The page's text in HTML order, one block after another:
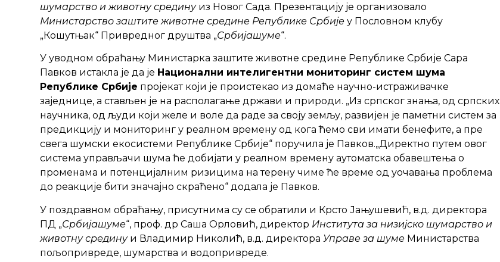
шумарство и животну срединуиз Новог Сада. Презентацију је организовало
Министарство заштите животне средине Републике Србије у Пословном клубу
„Кошутњак“ Привредног друштва „Србијашуме“.
У уводном обраћању Министарка заштите животне средине Републике Србије Сара
Павков истакла је да је Национални интелигентни мониторинг систем шума
Републике Србије пројекат који је проистекао из домаће научно-истраживачке
заједнице, а стављен је на располагање држави и природи. „Из српског знања, од српских
научника, од људи који желе и воле да раде за своју земљу, развијен је паметни систем за
предикцију и мониторинг у реалном времену од кога ћемо сви имати бенефите, а пре
свега шумски екосистеми Републике Србије“ поручила је Павков.„Директно путем овог
система управљачи шума ће добијати у реалном времену аутоматска обавештења о
променама и потенцијалним ризицима на терену чиме ће време од уочавања проблема
до реакције бити значајно скраћено“ додала је Павков.
У поздравном обраћању, присутнима су се обратили и Крсто Јањушевић, в.д. директора
ПД „Србијашуме“, проф. др Саша Орловић, директор Института за низијско шумарство и
животну срединуи Владимир Николић, в.д. директора Управе за шуме Министарства
пољопривреде, шумарства и водопривреде.